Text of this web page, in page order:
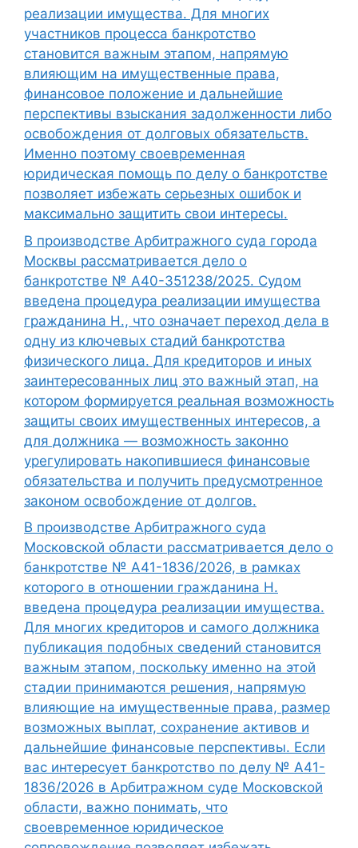
реализации имущества. Для многих
участников процесса банкротство
становится важным этапом, напрямую
влияющим на имущественные права,
финансовое положение и дальнейшие
перспективы взыскания задолженности либо
освобождения от долговых обязательств.
Именно поэтому своевременная
юридическая помощь по делу о банкротстве
позволяет избежать серьезных ошибок и
максимально защитить свои интересы.
В производстве Арбитражного суда города
Москвы рассматривается дело о
банкротстве № А40-351238/2025. Судом
введена процедура реализации имущества
гражданина Н., что означает переход дела в
одну из ключевых стадий банкротства
физического лица. Для кредиторов и иных
заинтересованных лиц это важный этап, на
котором формируется реальная возможность
защиты своих имущественных интересов, а
для должника — возможность законно
урегулировать накопившиеся финансовые
обязательства и получить предусмотренное
законом освобождение от долгов.
В производстве Арбитражного суда
Московской области рассматривается дело о
банкротстве № А41-1836/2026, в рамках
которого в отношении гражданина Н.
введена процедура реализации имущества.
Для многих кредиторов и самого должника
публикация подобных сведений становится
важным этапом, поскольку именно на этой
стадии принимаются решения, напрямую
влияющие на имущественные права, размер
возможных выплат, сохранение активов и
дальнейшие финансовые перспективы. Если
вас интересует банкротство по делу № А41-
1836/2026 в Арбитражном суде Московской
области, важно понимать, что
своевременное юридическое